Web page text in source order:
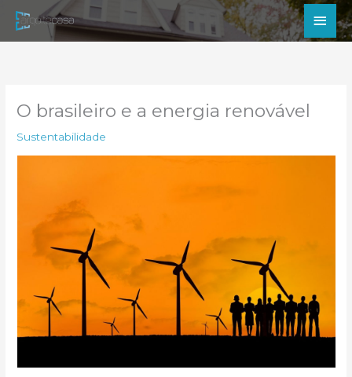
para
O brasileiro e a energia renovável
Sustentabilidade